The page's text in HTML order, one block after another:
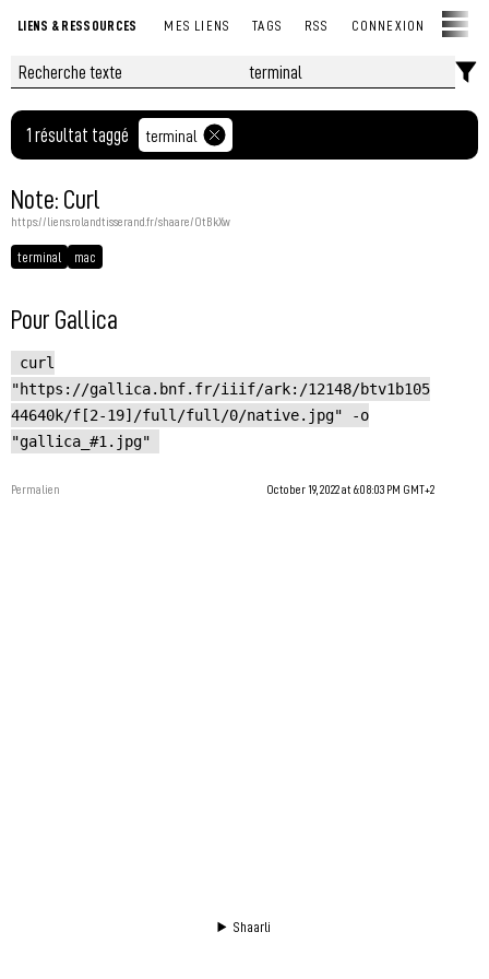
LIENS & RESSOURCES MES LIENS TAGS RSS CONNEXION
1 résultat taggé terminal
Note: Curl
https://liens.rolandtisserand.fr/shaare/OtBkXw
terminal mac
Pour Gallica
curl
"https://gallica.bnf.fr/iiif/ark:/12148/btv1b105
44640k/f[2-19]/full/full/0/native.jpg" -o
"gallica_#1.jpg"
Permalien October 19, 2022 at 6:08:03 PM GMT+2
Shaarli